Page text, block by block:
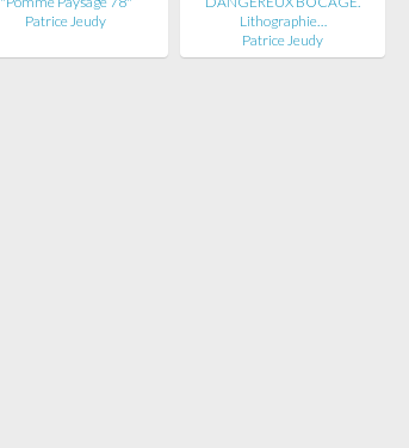
Patrice Jeudy
Lithographie…
Patrice Jeudy